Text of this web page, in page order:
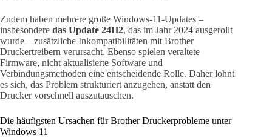
Zudem haben mehrere große Windows-11-Updates –
insbesondere das Update 24H2, das im Jahr 2024 ausgerollt
wurde – zusätzliche Inkompatibilitäten mit Brother
Druckertreibern verursacht. Ebenso spielen veraltete
Firmware, nicht aktualisierte Software und
Verbindungsmethoden eine entscheidende Rolle. Daher lohnt
es sich, das Problem strukturiert anzugehen, anstatt den
Drucker vorschnell auszutauschen.
Die häufigsten Ursachen für Brother Druckerprobleme unter
Windows 11